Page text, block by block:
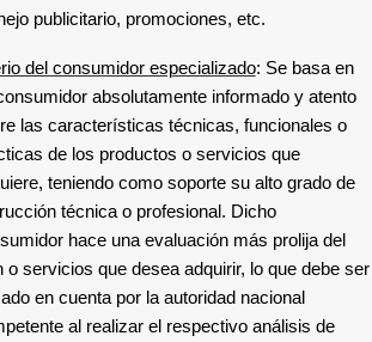
publicitario, promociones, etc.
del consumidor especializado: Se basa en
absolutamente informado y atento
las características técnicas, funcionales o
de los productos o servicios que
teniendo como soporte su alto grado de
técnica o profesional. Dicho
hace una evaluación más prolija del
o servicios que desea adquirir, lo que debe ser
en cuenta por la autoridad nacional
al realizar el respectivo análisis de